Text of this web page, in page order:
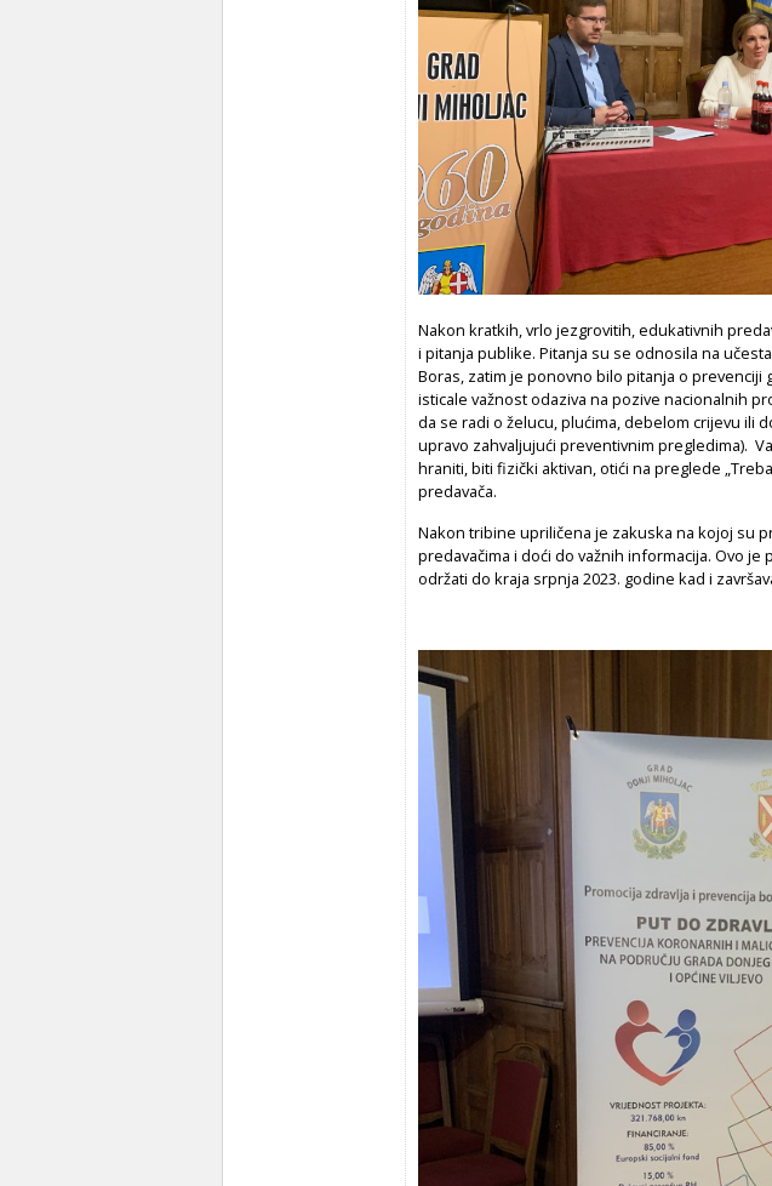
Nakon kratkih, vrlo jezgrovitih, edukativnih
i pitanja publike. Pitanja su se odnosila na
Boras, zatim je ponovno bilo pitanja o prevenciji
isticale važnost odaziva na pozive nacionalnih
da se radi o želucu, plućima, debelom crijevu ili
upravo zahvaljujući preventivnim pregledima).
hraniti, biti fizički aktivan, otići na preglede
predavača.
Nakon tribine upriličena je zakuska na kojoj su
predavačima i doći do važnih informacija. Ovo
održati do kraja srpnja 2023. godine kad i